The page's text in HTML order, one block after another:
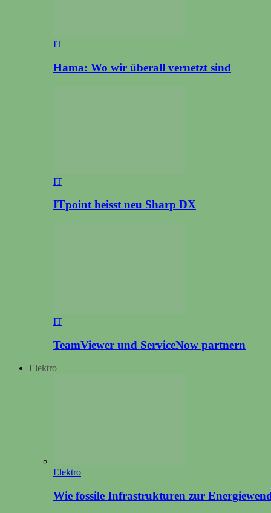
IT
Hama: Wo wir überall vernetzt sind
IT
ITpoint heisst neu Sharp DX
IT
TeamViewer und ServiceNow partnern
Elektro
Elektro
Wie fossile Infrastrukturen zur